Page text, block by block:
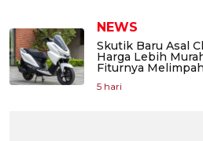
NEWS
Skutik Baru Asal
Harga Lebih
Fiturnya Melimpah
5 hari